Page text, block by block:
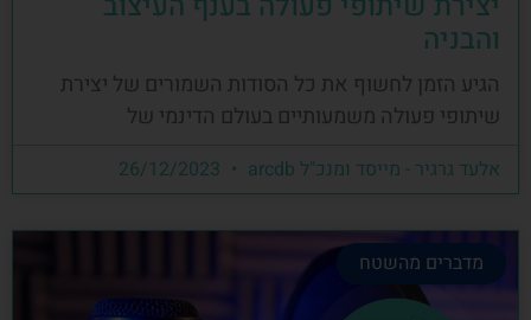
והבניה
הגיע הזמן לחשוף את כל הסודות השמורים של יצירת
שיתופי פעולה משמעותיים בעולם הדינמי של
אלעד גרגיר - מייסד ומנכ"ל arcdb
מדברים מהשטח